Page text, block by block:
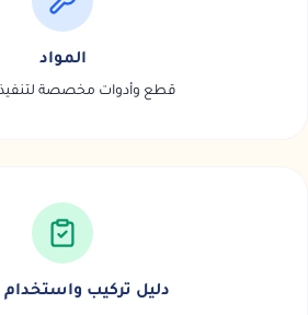
المواد
قطع وأدوات مخصصة لتنفيذ
دليل تركيب